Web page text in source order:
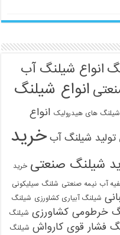
انواع شیلنگ آب
انواع شیلنگ
شیلنگ های هیدرولیک انواع
تولید شیلنگ آب خرید
شیلنگ صنعتی خرید
آب نیمه صنعتی شلنگ سیلیکونی
شیلنگ آبیاری کشاورزی شیلنگ
خرطومی کشاورزی شیلنگ
فشار قوی کارواش شیلنگ